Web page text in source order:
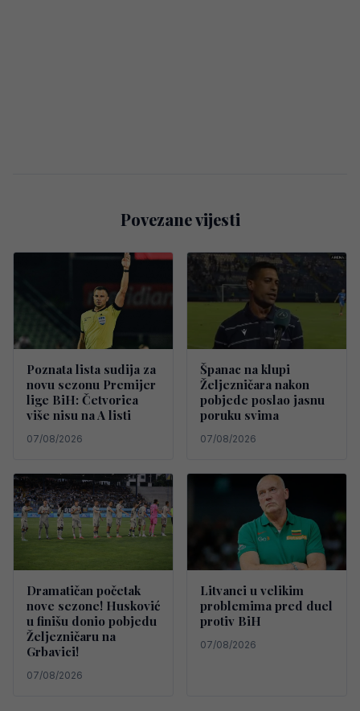
Povezane vijesti
Poznata lista sudija za
novu sezonu Premijer
lige BiH: Četvorica
više nisu na A listi
07/08/2026
Španac na klupi
Željezničara nakon
pobjede poslao jasnu
poruku svima
07/08/2026
Dramatičan početak
nove sezone! Husković
u finišu donio pobjedu
Željezničaru na
Grbavici!
07/08/2026
Litvanci u velikim
problemima pred duel
protiv BiH
07/08/2026